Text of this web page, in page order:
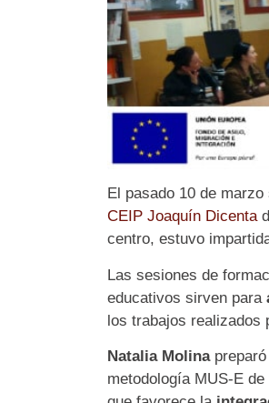
El pasado 10 de
CEIP Joaquín Dicenta
centro, estuvo
Las sesiones de
educativos sirven para
los trabajos realizados
Natalia Molinapreparó
metodología MUS-E de